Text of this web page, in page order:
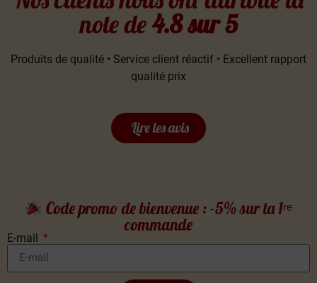
note de4.8 sur 5
Produits de qualité • Service client réactif • Excellent rapport
qualité prix
Lire les avis
Code promo de bienvenue : -5% sur ta 1ʳᵉ
commande
E-mail